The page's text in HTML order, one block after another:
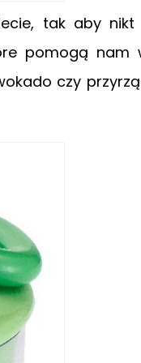
tak aby nikt
pomogą nam
czy